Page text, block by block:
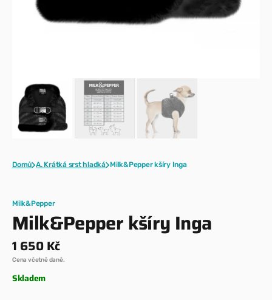
Domů A. Krátká srst hladká Milk&Pepper kšíry Inga
Milk&Pepper
Milk&Pepper kšíry Inga
Běžná
cena
1 650 Kč
Cena včetně daně.
Skladem